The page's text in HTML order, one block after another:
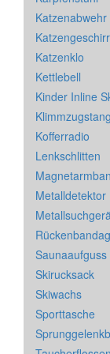
Katzenabwehr
Katzengeschirr
Katzenklo
Kettlebell
Kinder Inline
Kofferradio
Lenkschlitten
Metalldetektor
Saunaaufguss
Skirucksack
Skiwachs
Sporttasche